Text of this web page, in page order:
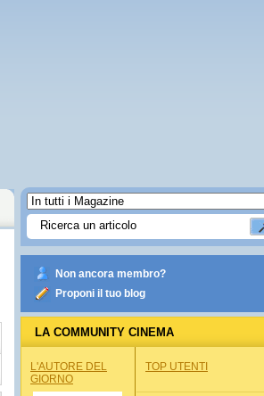
Non ancora membro?
Proponi il tuo blog
LA COMMUNITY CINEMA
L'AUTORE DEL
GIORNO
TOP UTENTI